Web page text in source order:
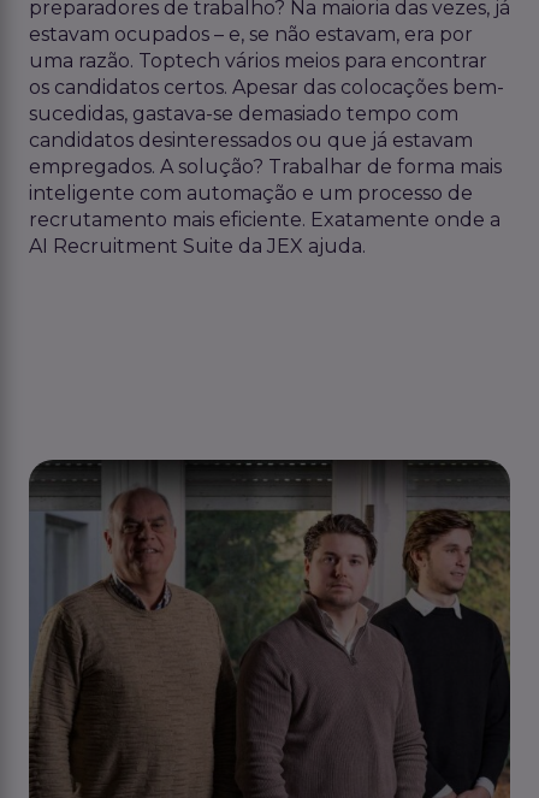
preparadores de trabalho? Na maioria das vezes, já
estavam ocupados – e, se não estavam, era por
uma razão. Toptech vários meios para encontrar
os candidatos certos. Apesar das colocações bem-
sucedidas, gastava-se demasiado tempo com
candidatos desinteressados ou que já estavam
empregados. A solução? Trabalhar de forma mais
inteligente com automação e um processo de
recrutamento mais eficiente. Exatamente onde a
AI Recruitment Suite da JEX ajuda.